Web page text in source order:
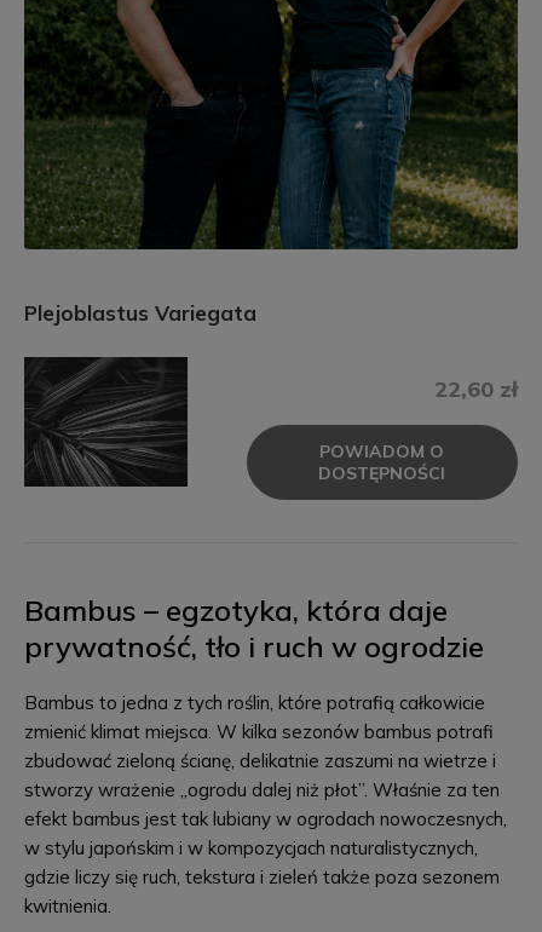
Plejoblastus Variegata
22,60 zł
POWIADOM O
DOSTĘPNOŚCI
Bambus – egzotyka, która daje
prywatność, tło i ruch w ogrodzie
Bambus to jedna z tych roślin, które potrafią całkowicie
zmienić klimat miejsca. W kilka sezonów bambus potrafi
zbudować zieloną ścianę, delikatnie zaszumi na wietrze i
stworzy wrażenie „ogrodu dalej niż płot”. Właśnie za ten
efekt bambus jest tak lubiany w ogrodach nowoczesnych,
w stylu japońskim i w kompozycjach naturalistycznych,
gdzie liczy się ruch, tekstura i zieleń także poza sezonem
kwitnienia.